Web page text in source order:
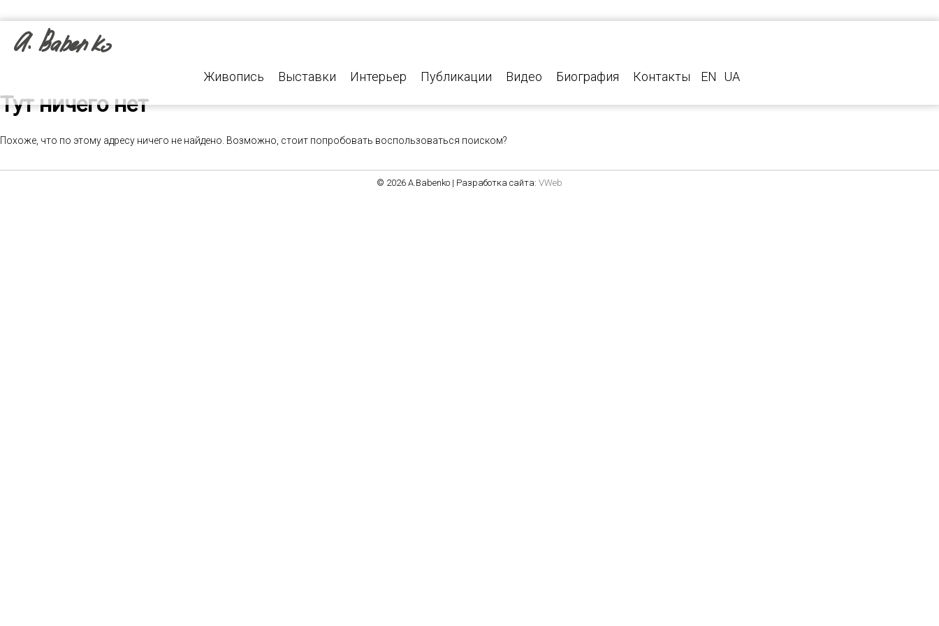
Живопись Выставки Интерьер Публикации Видео Биография Контакты EN UA
Тут ничего нет
Похоже, что по этому адресу ничего не найдено. Возможно, стоит попробовать воспользоваться поиском?
© 2026 A.Babenko | Разработка сайта: VWeb